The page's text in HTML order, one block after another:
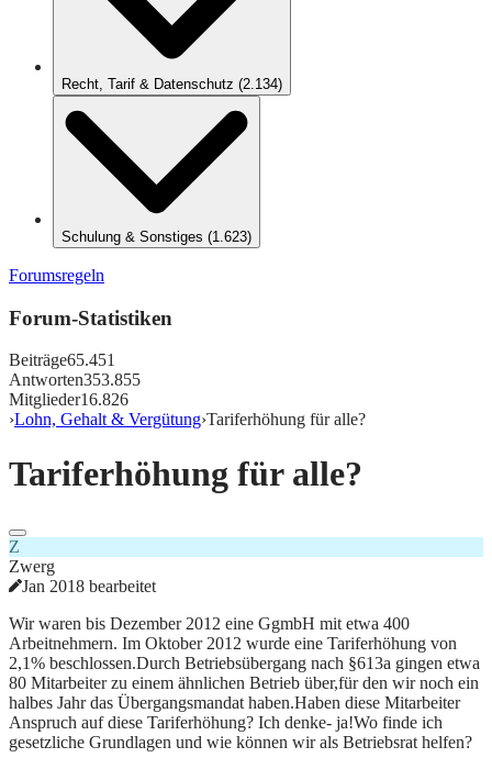
Recht, Tarif & Datenschutz (2.134)
Schulung & Sonstiges (1.623)
Forumsregeln
Forum-Statistiken
Beiträge65.451
Antworten353.855
Mitglieder16.826
›Lohn, Gehalt & Vergütung›Tariferhöhung für alle?
Tariferhöhung für alle?
Z
Zwerg
Jan 2018 bearbeitet
Wir waren bis Dezember 2012 eine GgmbH mit etwa 400
Arbeitnehmern. Im Oktober 2012 wurde eine Tariferhöhung von
2,1% beschlossen.Durch Betriebsübergang nach §613a gingen etwa
80 Mitarbeiter zu einem ähnlichen Betrieb über,für den wir noch ein
halbes Jahr das Übergangsmandat haben.Haben diese Mitarbeiter
Anspruch auf diese Tariferhöhung? Ich denke- ja!Wo finde ich
gesetzliche Grundlagen und wie können wir als Betriebsrat helfen?